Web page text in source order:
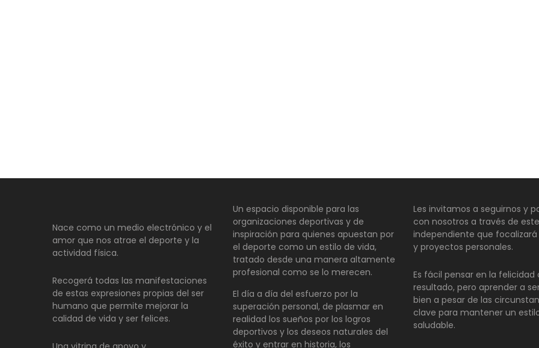
Nace como un medio electrónico y el
amor que nos atrae el deporte y la
actividad física.
Recogerá todas las manifestaciones
de estas expresiones propias del ser
humano que permite mejorar la
calidad de vida y ser felices.
Un espacio disponible para las
organizaciones deportivas y de
inspiración para quienes apuestan por
el deporte como un estilo de vida,
tratado desde una manera altamente
profesional como se lo merecen.
El día a día del esfuerzo por la
superación personal, de plasmar en
realidad los sueños por los logros
deportivos y los deseos naturales del
éxito y entrar en historia, los
Les invitamos a seguirnos y
con nosotros a través de
independiente que
y proyectos personales.
Es fácil pensar en la
resultado, pero aprender a
bien a pesar de las
clave para mantener un
saludable.